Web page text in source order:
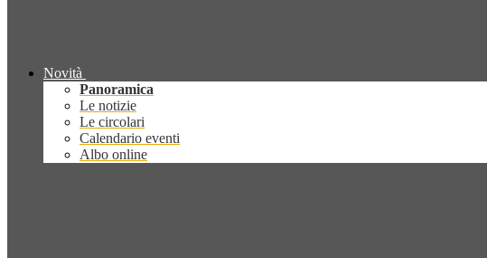
Novità
Panoramica
Le notizie
Le circolari
Calendario eventi
Albo online